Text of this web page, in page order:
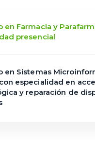
en Farmacia y
presencial
en Sistemas
especialidad en
y reparación de